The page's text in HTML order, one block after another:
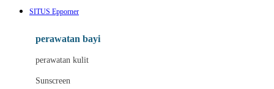
Lee Vierra
Lillebaby
Little Bird Told Me
Little Miss Janis
SITUS Epporner
perawatan bayi
perawatan kulit
Sunscreen